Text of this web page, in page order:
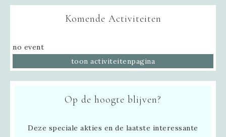
Komende Activiteiten
no event
toon activiteitenpagina
Op de hoogte blijven?
Deze speciale akties en de laatste interessante